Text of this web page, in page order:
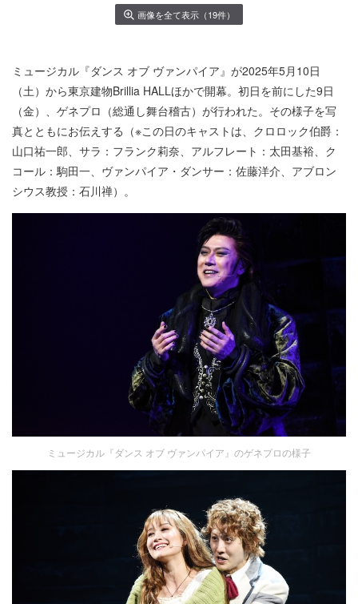
画像を全て表示（19件）
ミュージカル『ダンス オブ ヴァンパイア』が2025年5月10日
（土）から東京建物Brillia HALLほかで開幕。初日を前にした9日
（金）、ゲネプロ（総通し舞台稽古）が行われた。その様子を写
真とともにお伝えする（※この日のキャストは、クロロック伯爵：
山口祐一郎、サラ：フランク莉奈、アルフレート：太田基裕、ク
コール：駒田一、ヴァンパイア・ダンサー：佐藤洋介、アブロン
シウス教授：石川禅）。
ミュージカル『ダンス オブ ヴァンパイア』のゲネプロの様子